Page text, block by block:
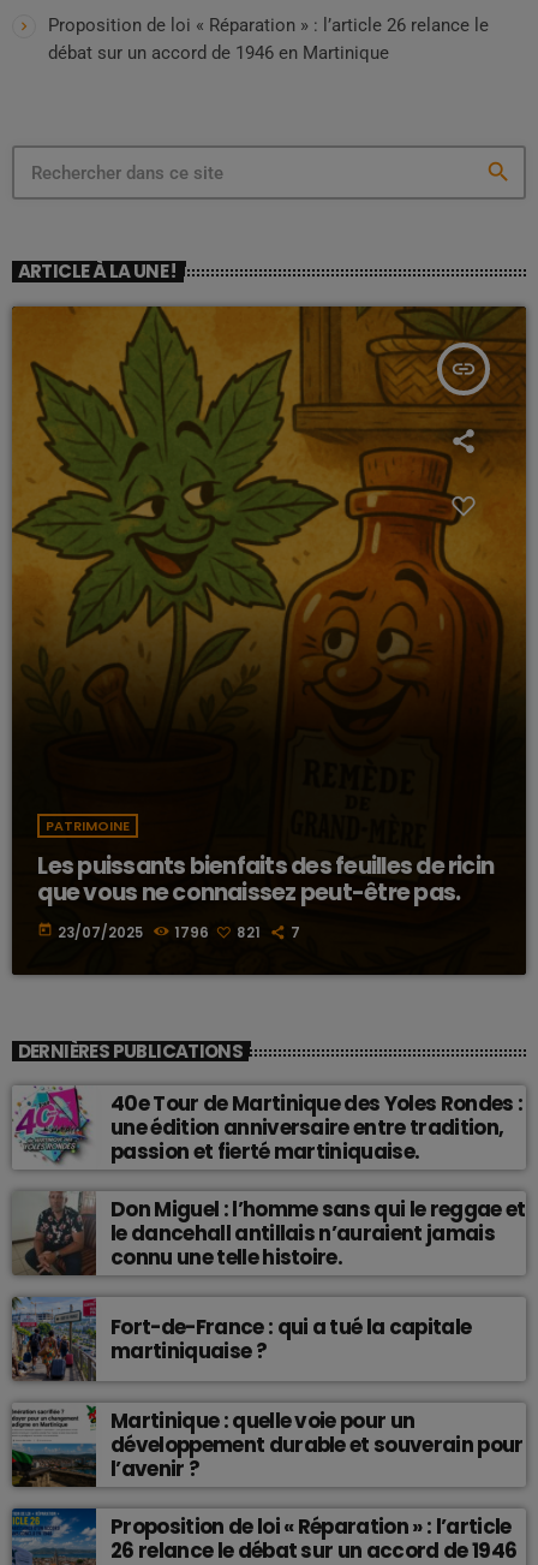
Proposition de loi « Réparation » : l’article 26 relance le
débat sur un accord de 1946 en Martinique
search
ARTICLE À LA UNE !
insert_link
PATRIMOINE
Les puissants bienfaits des feuilles de ricin
que vous ne connaissez peut-être pas.
today 23/07/2025 1796 821 7
DERNIÈRES PUBLICATIONS
40e Tour de Martinique des Yoles Rondes :
une édition anniversaire entre tradition,
passion et fierté martiniquaise.
Don Miguel : l’homme sans qui le reggae et
le dancehall antillais n’auraient jamais
connu une telle histoire.
Fort-de-France : qui a tué la capitale
martiniquaise ?
Martinique : quelle voie pour un
développement durable et souverain pour
l’avenir ?
Proposition de loi « Réparation » : l’article
26 relance le débat sur un accord de 1946